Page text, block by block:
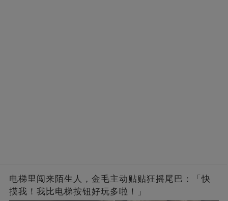
电梯里闯来陌生人，金毛主动贴贴狂摇尾巴：「快
摸我！我比电梯按钮好玩多啦！」